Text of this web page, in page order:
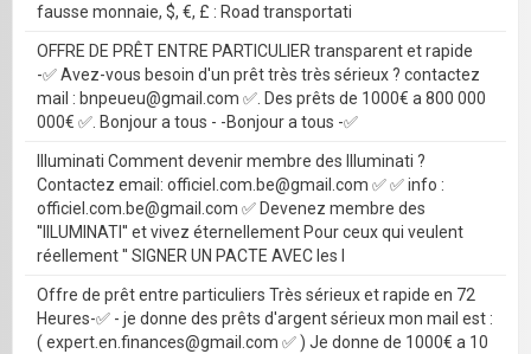
fausse monnaie, $, €, £ : Road transportati
OFFRE DE PRÊT ENTRE PARTICULIER transparent et rapide
-✅ Avez-vous besoin d'un prêt très très sérieux ? contactez
mail : bnpeueu@gmail.com ✅. Des prêts de 1000€ a 800 000
000€ ✅. Bonjour a tous - -Bonjour a tous -✅
Illuminati Comment devenir membre des Illuminati ?
Contactez email: officiel.com.be@gmail.com ✅ ✅ info :
officiel.com.be@gmail.com ✅ Devenez membre des
''IILUMINATI'' et vivez éternellement Pour ceux qui veulent
réellement '' SIGNER UN PACTE AVEC les I
Offre de prêt entre particuliers Très sérieux et rapide en 72
Heures-✅ - je donne des prêts d'argent sérieux mon mail est :
( expert.en.finances@gmail.com ✅ ) Je donne de 1000€ a 10